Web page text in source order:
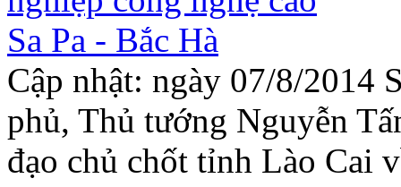
Cập nhật: ngày 07/8/2014
phủ, Thủ tướng Nguyễn
đạo chủ chốt tỉnh Lào Cai